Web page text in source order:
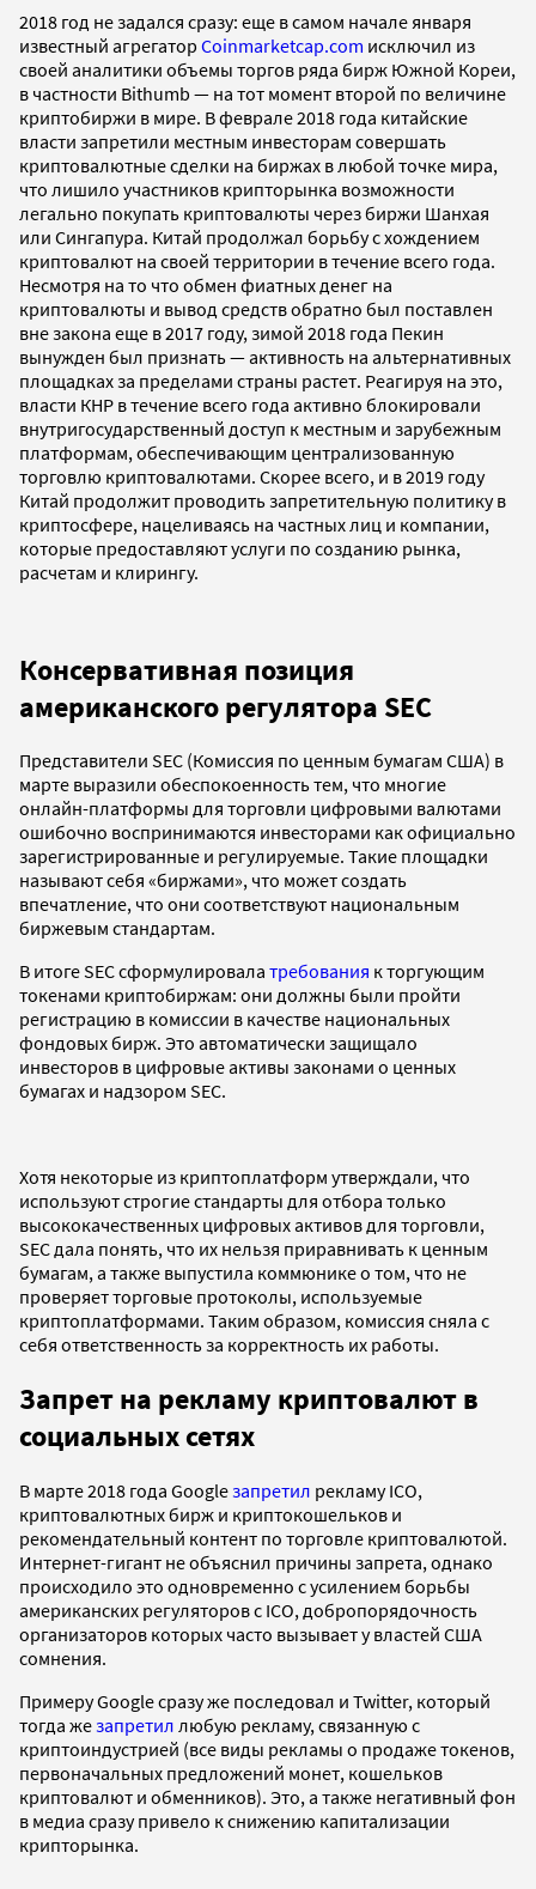
2018 год не задался сразу: еще в самом начале января
известный агрегатор Сoinmarketcap.com исключил из
своей аналитики объемы торгов ряда бирж Южной Кореи,
в частности Bithumb — на тот момент второй по величине
криптобиржи в мире. В феврале 2018 года китайские
власти запретили местным инвесторам совершать
криптовалютные сделки на биржах в любой точке мира,
что лишило участников крипторынка возможности
легально покупать криптовалюты через биржи Шанхая
или Сингапура. Китай продолжал борьбу с хождением
криптовалют на своей территории в течение всего года.
Несмотря на то что обмен фиатных денег на
криптовалюты и вывод средств обратно был поставлен
вне закона еще в 2017 году, зимой 2018 года Пекин
вынужден был признать — активность на альтернативных
площадках за пределами страны растет. Реагируя на это,
власти КНР в течение всего года активно блокировали
внутригосударственный доступ к местным и зарубежным
платформам, обеспечивающим централизованную
торговлю криптовалютами. Скорее всего, и в 2019 году
Китай продолжит проводить запретительную политику в
криптосфере, нацеливаясь на частных лиц и компании,
которые предоставляют услуги по созданию рынка,
расчетам и клирингу.
Консервативная позиция
американского регулятора SEC
Представители SEC (Комиссия по ценным бумагам США) в
марте выразили обеспокоенность тем, что многие
онлайн-платформы для торговли цифровыми валютами
ошибочно воспринимаются инвесторами как официально
зарегистрированные и регулируемые. Такие площадки
называют себя «биржами», что может создать
впечатление, что они соответствуют национальным
биржевым стандартам.
В итоге SEC сформулировала требования к торгующим
токенами криптобиржам: они должны были пройти
регистрацию в комиссии в качестве национальных
фондовых бирж. Это автоматически защищало
инвесторов в цифровые активы законами о ценных
бумагах и надзором SEC.
Хотя некоторые из криптоплатформ утверждали, что
используют строгие стандарты для отбора только
высококачественных цифровых активов для торговли,
SEC дала понять, что их нельзя приравнивать к ценным
бумагам, а также выпустила коммюнике о том, что не
проверяет торговые протоколы, используемые
криптоплатформами. Таким образом, комиссия сняла с
себя ответственность за корректность их работы.
Запрет на рекламу криптовалют в
социальных сетях
В марте 2018 года Googleзапретил рекламу ICO,
криптовалютных бирж и криптокошельков и
рекомендательный контент по торговле криптовалютой.
Интернет-гигант не объяснил причины запрета, однако
происходило это одновременно с усилением борьбы
американских регуляторов с ICO, добропорядочность
организаторов которых часто вызывает у властей США
сомнения.
Примеру Google сразу же последовал и Twitter, который
тогда жезапретил любую рекламу, связанную с
криптоиндустрией (все виды рекламы о продаже токенов,
первоначальных предложений монет, кошельков
криптовалют и обменников). Это, а также негативный фон
в медиа сразу привело к снижению капитализации
крипторынка.